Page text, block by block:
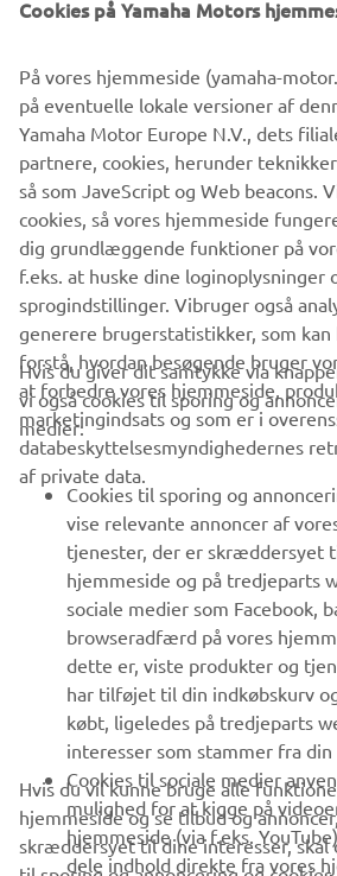
VIRKSOMHED
B2B
MERE YAMAHA
SUPPORT
NYHEDSBREV
Vær den første til at få besked om de
arrangementer, nye udgivelser og meget
Cookies på Yamaha Motors
På vores hjemmeside (yamaha-
på eventuelle lokale versioner af
Yamaha Motor Europe N.V., dets
partnere, cookies, herunder
så som JaveScript og Web beacons.
cookies, så vores hjemmeside
dig grundlæggende funktioner på
f.eks. at huske dine loginoplysninger
sprogindstillinger. Vibruger også
generere brugerstatistikker, som
forstå, hvordan besøgende bruger
at forbedre vores hjemmeside,
marketingindsats og som er i
databeskyttelsesmyndighedernes
af private data.
Hvis du giver dit samtykke via
vi også cookies til sporing og
medier:
Cookies til sporing og
vise relevante annoncer af
tjenester, der er skræddersyet
hjemmeside og på tredjeparts
sociale medier som Facebook,
browseradfærd på vores
dette er, viste produkter og
har tilføjet til din indkøbskurv
købt, ligeledes på tredjeparts
interesser som stammer fra
Cookies til sociale medier
mulighed for at kigge på
hjemmeside (via f.eks.
dele indhold direkte fra vores
Hvis du vil kunne bruge alle
hjemmeside og se tilbud og
skræddersyet til dine interesser, skal